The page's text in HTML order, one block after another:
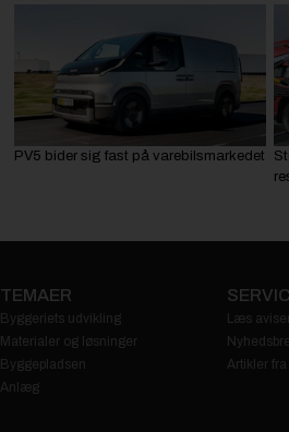
PV5 bider sig fast på varebilsmarkedet
TEMAER
Byggeriets udvikling
Materialer og løsninger
Byggepladsen
Anlæg
Læs
Artikler